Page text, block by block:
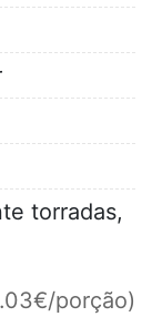
torradas,
porção)